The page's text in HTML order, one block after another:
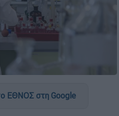
ΕΘΝΟΣ στη Google